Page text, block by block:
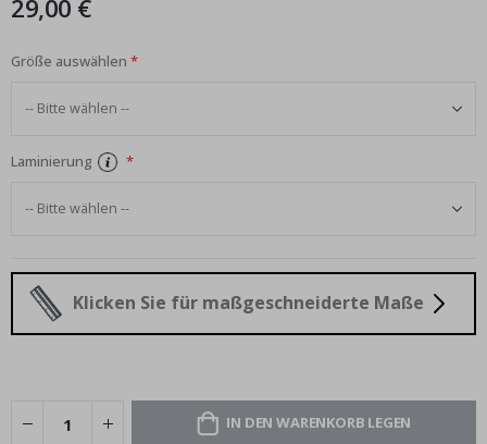
29,00 €
Größe auswählen
Laminierung
Klicken Sie für maßgeschneiderte Maße
IN DEN WARENKORB LEGEN